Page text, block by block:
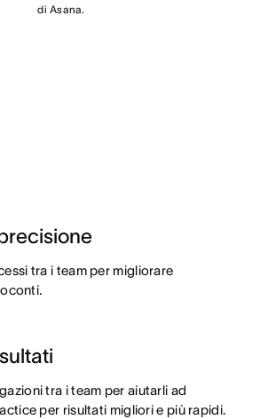
di Asana.
tra i team per migliorare
tra i team per aiutarli ad
per risultati migliori e più rapidi.